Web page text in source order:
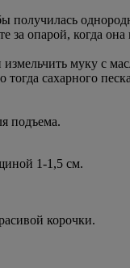
опарой, когда
муку с
сахарного
подъема.
1-1,5 см.
корочки.